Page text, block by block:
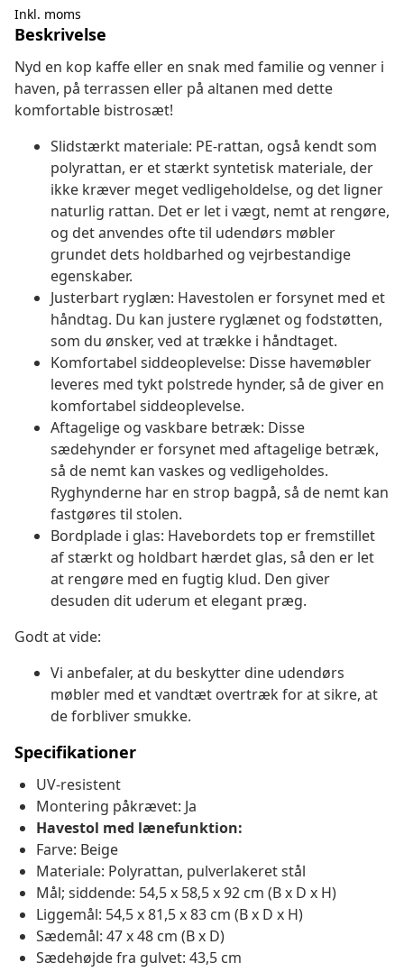
Inkl. moms
Beskrivelse
Nyd en kop kaffe eller en snak med familie og venner i
haven, på terrassen eller på altanen med dette
komfortable bistrosæt!
Slidstærkt materiale: PE-rattan, også kendt som
polyrattan, er et stærkt syntetisk materiale, der
ikke kræver meget vedligeholdelse, og det ligner
naturlig rattan. Det er let i vægt, nemt at rengøre,
og det anvendes ofte til udendørs møbler
grundet dets holdbarhed og vejrbestandige
egenskaber.
Justerbart ryglæn: Havestolen er forsynet med et
håndtag. Du kan justere ryglænet og fodstøtten,
som du ønsker, ved at trække i håndtaget.
Komfortabel siddeoplevelse: Disse havemøbler
leveres med tykt polstrede hynder, så de giver en
komfortabel siddeoplevelse.
Aftagelige og vaskbare betræk: Disse
sædehynder er forsynet med aftagelige betræk,
så de nemt kan vaskes og vedligeholdes.
Ryghynderne har en strop bagpå, så de nemt kan
fastgøres til stolen.
Bordplade i glas: Havebordets top er fremstillet
af stærkt og holdbart hærdet glas, så den er let
at rengøre med en fugtig klud. Den giver
desuden dit uderum et elegant præg.
Godt at vide:
Vi anbefaler, at du beskytter dine udendørs
møbler med et vandtæt overtræk for at sikre, at
de forbliver smukke.
Specifikationer
UV-resistent
Montering påkrævet: Ja
Havestol med lænefunktion:
Farve: Beige
Materiale: Polyrattan, pulverlakeret stål
Mål; siddende: 54,5 x 58,5 x 92 cm (B x D x H)
Liggemål: 54,5 x 81,5 x 83 cm (B x D x H)
Sædemål: 47 x 48 cm (B x D)
Sædehøjde fra gulvet: 43,5 cm